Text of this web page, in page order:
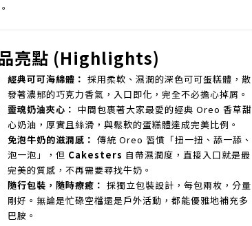
亮點 (Highlights)
經典可可海綿體： 採用柔軟、濕潤的深色可可蛋糕體，散
發著濃郁的巧克力香氣，入口即化，完全不必擔心掉屑。
靈魂奶油夾心： 中間包裹著大家最愛的經典 Oreo 香草甜
心奶油，厚實且絲滑，與鬆軟的蛋糕體達成完美比例。
免泡牛奶的滋潤感： 傳統 Oreo 習慣「扭一扭、舔一舔、
泡一泡」，但 Cakesters 自帶濕潤度，直接入口就是最
完美的質感，不再需要尋找牛奶。
隨行包裝，隨時療癒： 採獨立包裝設計，每包兩枚，分量
剛好。無論是忙碌空檔還是戶外活動，都能優雅地補充多
巴胺。